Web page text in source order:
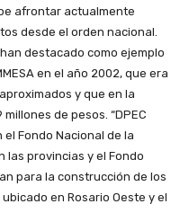
afrontar actualmente
desde el orden nacional.
destacado como ejemplo
en el año 2002, que era
y que en la
de pesos. “DPEC
Fondo Nacional de la
las provincias y el Fondo
para la construcción de los
en Rosario Oeste y el